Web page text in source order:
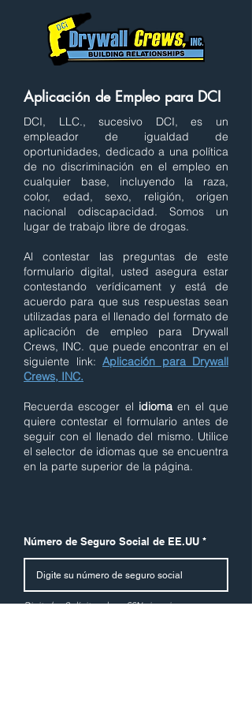
Aplicación de Empleo para DCI
DCI, LLC., sucesivo DCI, es un
empleador de igualdad de
oportunidades, dedicado a una política
de no discriminación en el empleo en
cualquier base, incluyendo la raza,
color, edad, sexo, religión, origen
nacional odiscapacidad. Somos un
lugar de trabajo libre de drogas.
Al contestar las preguntas de este
formulario digital, usted asegura estar
contestando verídicament y está de
acuerdo para que sus respuestas sean
utilizadas para el llenado del formato de
aplicación de empleo para Drywall
Crews, INC. que puede encontrar en el
siguiente link: Aplicación para Drywall
Crews, INC.
Recuerda escoger el idiomaen el que
quiere contestar el formulario antes de
seguir con el llenado del mismo. Utilice
el selector de idiomas que se encuentra
en la parte superior de la página.
Número de Seguro Social de EE.UU
Digite los 9 dígitos de su SSN sin guiones o